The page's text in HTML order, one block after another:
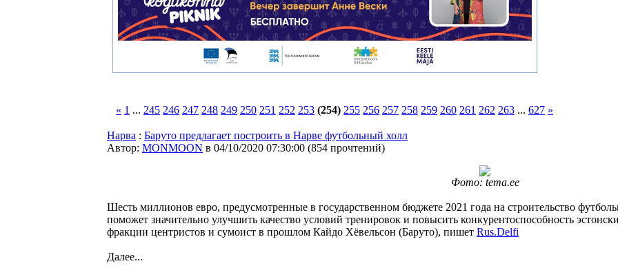
« 1 ... 245 246 247 248 249 250 251 252 253 (254) 255 256 257 258 259 260 261 262 263 ... 627 »
Нарва : Баруто предлагает построить в Нарве футбольный холл
Автор: MONMOON в 04/10/2020 07:30:00 (854 прочтений)
Фото: tema.ee
Шесть миллионов евро, предусмотренные в государственном бюджете 2021 года на строительство
поможет значительно улучшить качество условий тренировок и повысить конкурентоспособность
фракции центристов и сумоист в прошлом Кайдо Хёвельсон (Баруто), пишет Rus.Delfi
Далее...